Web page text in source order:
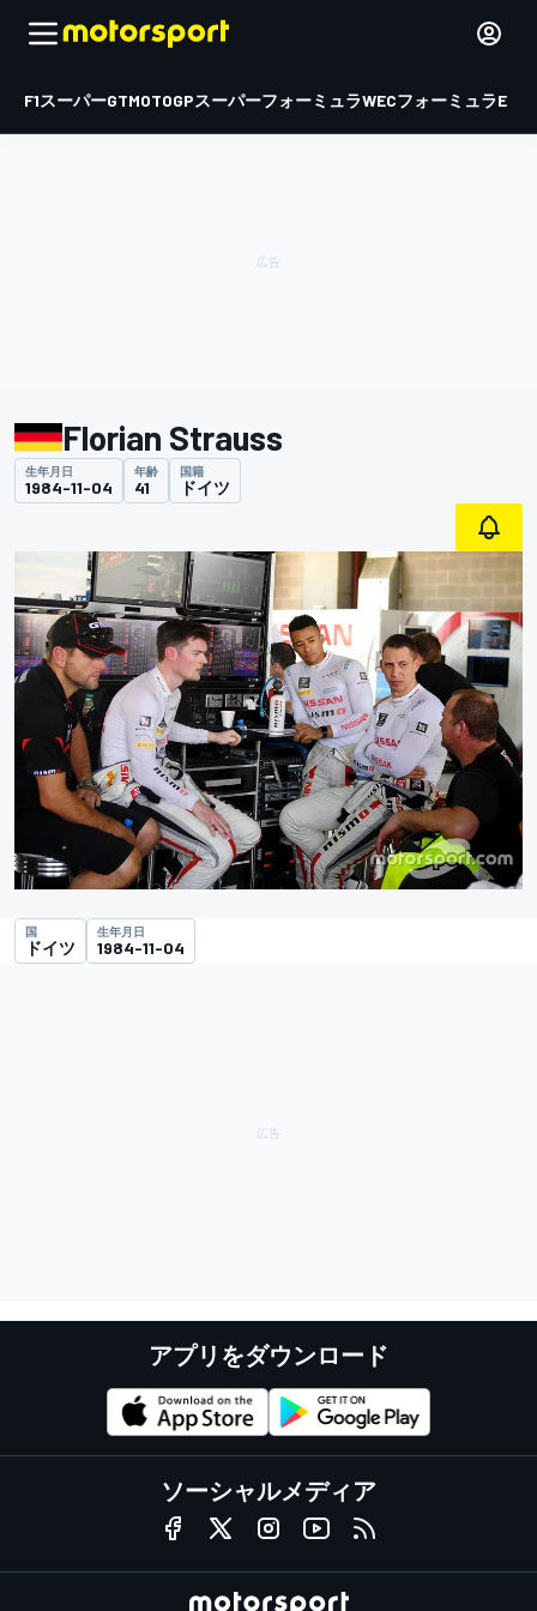
F1スーパーGTMOTOGPスーパーフォーミュラWECフォーミュラE
Florian Strauss
生年月日
1984-11-04
年齢
41
国籍
ドイツ
国
ドイツ
生年月日
1984-11-04
アプリをダウンロード
ソーシャルメディア